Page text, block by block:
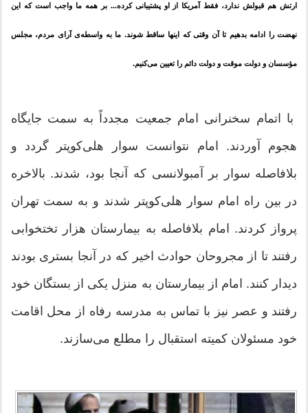
ارتش هم قبولش ندارد، فقط آمریکا از او پشتیبانی کرده... بر همه ما واجب است که این
نهضت را ادامه بدهیم تا آن وقتی که اینها ساقط شوند. ما به واسطه‌ی آرای مردم، مجلس
مؤسسان و دولت موقت و دولت دائم را تعیین می‌کنیم.
با اتمام سخنرانی امام جمعیت مجدداً به سمت جایگاه
هجوم آوردند. امام نتوانست سوار هلی‌کوپتر گردد و
بلافاصله سوار بر آمبولانسی که آنجا بود، شدند. بالاخره
در بین راه امام سوار هلی‌کوپتر شدند و به سمت تهران
پرواز کردند. امام بلافاصله به بیمارستان هزار تختخوابی
رفتند تا از مجروحان حوادث اخیر که در آنجا بستری بودند
دیدار کنند. امام از بیمارستان به منزل یکی از بستگان خود
رفتند و عصر نیز با تماس به مدرسه رفاه از محل اقامت
خود مسئولان کمیته استقبال را مطلع می‌سازند.